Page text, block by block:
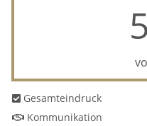
Gesamteindruck
Kommunikation